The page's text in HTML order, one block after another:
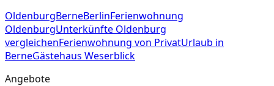
OldenburgBerneBerlinFerienwohnung
OldenburgUnterkünfte Oldenburg
vergleichenFerienwohnung von PrivatUrlaub in
BerneGästehaus Weserblick
Angebote